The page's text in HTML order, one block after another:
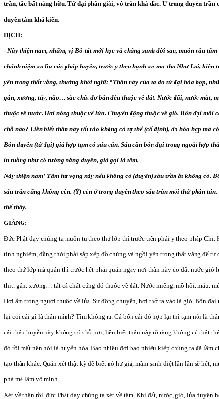
trần, tắc bất năng hữu. Tứ đại phân giải, vô trần khả đắc. Ư trung duyên trần
duyên tâm khả kiến.
DỊCH:
- Này thiện nam, những vị Bồ-tát mới học và chúng sanh đời sau, muốn cầu
chánh niệm xa lìa các pháp huyễn, trước y theo hạnh xa-ma-tha Như Lai, kiên
yên trong thất vắng, thường khởi nghĩ: “Thân này của ta do tứ đại hòa hợp,
gân, xương, tủy, não… sắc chất dơ bẩn đều thuộc về đất. Nước dãi, nước mắt,
thuộc về nước. Hơi nóng thuộc về lửa. Chuyển động thuộc về gió. Bốn đại mỗi
chỗ nào? Liền biết thân này rốt ráo không có tự thể (cố định), do hòa hợp mà
Bốn duyên (tứ đại) giả hợp tạm có sáu căn. Sáu căn bốn đại trong ngoài hợp
in tuồng như có tướng năng duyên, giả gọi là tâm.
Này thiện nam! Tâm hư vọng này nếu không có (duyên) sáu trần ắt không có.
sáu trần cũng không còn. (Ý) căn ở trong duyên theo sáu trần mỗi thứ phân
thể thấy.
GIẢNG:
Đức Phật dạy chúng ta muốn tu theo thứ lớp thì trước tiên phải y theo pháp Chỉ.
tinh nghiêm, đồng thời phải sắp xếp đồ chúng và ngồi yên trong thất vắng để tư
theo thứ lớp mà quán thì trước hết phải quán ngay nơi thân này do đất nước gió
thịt, gân, xương… tất cả chất cứng đó thuộc về đất. Nước miếng, mồ hôi, máu,
Hơi ấm trong người thuộc về lửa. Sự động chuyển, hơi thở ra vào là gió. Bốn đại
lại coi cái gì là thân mình? Tìm không ra. Cả bốn cái đó hợp lại thì tạm nói là
cái thân huyễn này không có chỗ nơi, liền biết thân này rõ ràng không có thật
đó rồi mất nên nói là huyễn hóa. Bao nhiêu đời bao nhiêu kiếp chúng ta đã lầm
tạo thân khác. Quán xét thật kỹ để biết nó hư giả, mầm sanh diệt lần lần sẽ hết,
phá mê lầm vô minh.
Xét về thân rồi, đức Phật dạy chúng ta xét về tâm. Khi đất, nước, gió, lửa duyên